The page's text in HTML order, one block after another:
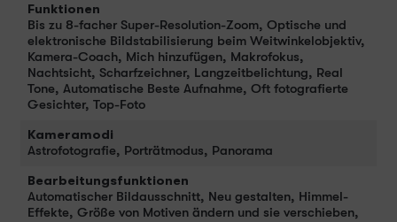
Funktionen
Bis zu 8-facher Super-Resolution-Zoom, Optische und
elektronische Bildstabilisierung beim Weitwinkelobjektiv,
Kamera-Coach, Mich hinzufügen, Makrofokus,
Nachtsicht, Scharfzeichner, Langzeitbelichtung, Real
Tone, Automatische Beste Aufnahme, Oft fotografierte
Gesichter, Top-Foto
Kameramodi
Astrofotografie, Porträtmodus, Panorama
Bearbeitungsfunktionen
Automatischer Bildausschnitt, Neu gestalten, Himmel-
Effekte, Größe von Motiven ändern und sie verschieben,